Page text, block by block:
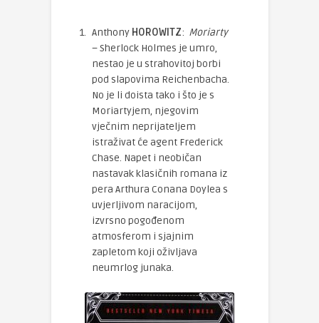
Anthony HOROWITZ: Moriarty
– Sherlock Holmes je umro,
nestao je u strahovitoj borbi
pod slapovima Reichenbacha.
No je li doista tako i što je s
Moriartyjem, njegovim
vječnim neprijateljem
istraživat će agent Frederick
Chase. Napet i neobičan
nastavak klasičnih romana iz
pera Arthura Conana Doylea s
uvjerljivom naracijom,
izvrsno pogođenom
atmosferom i sjajnim
zapletom koji oživljava
neumrlog junaka.